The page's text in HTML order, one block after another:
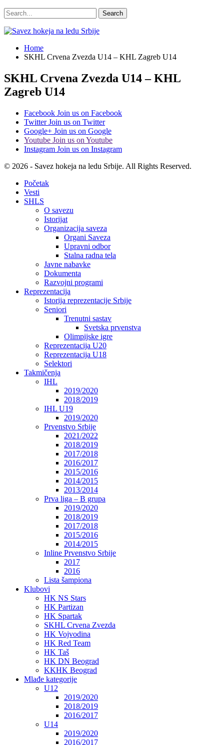
Home
SKHL Crvena Zvezda U14 – KHL Zagreb U14
SKHL Crvena Zvezda U14 – KHL
Zagreb U14
Facebook Join us on Facebook
Twitter Join us on Twitter
Google+ Join us on Google
Youtube Join us on Youtube
Instagram Join us on Instagram
© 2026 - Savez hokeja na ledu Srbije. All Rights Reserved.
Početak
Vesti
SHLS
O savezu
Istorijat
Organizacija saveza
Organi Saveza
Upravni odbor
Stalna radna tela
Javne nabavke
Dokumenta
Razvojni programi
Reprezentacija
Istorija reprezentacije Srbije
Seniori
Trenutni sastav
Svetska prvenstva
Olimpijske igre
Reprezentacija U20
Reprezentacija U18
Selektori
Takmičenja
IHL
2019/2020
2018/2019
IHL U19
2019/2020
Prvenstvo Srbije
2021/2022
2018/2019
2017/2018
2016/2017
2015/2016
2014/2015
2013/2014
Prva liga – B grupa
2019/2020
2018/2019
2017/2018
2015/2016
2014/2015
Inline Prvenstvo Srbije
2017
2016
Lista šampiona
Klubovi
HK NS Stars
HK Partizan
HK Spartak
SKHL Crvena Zvezda
HK Vojvodina
HK Red Team
HK Taš
HK DN Beograd
KKHK Beograd
Mlađe kategorije
U12
2019/2020
2018/2019
2016/2017
U14
2019/2020
2016/2017